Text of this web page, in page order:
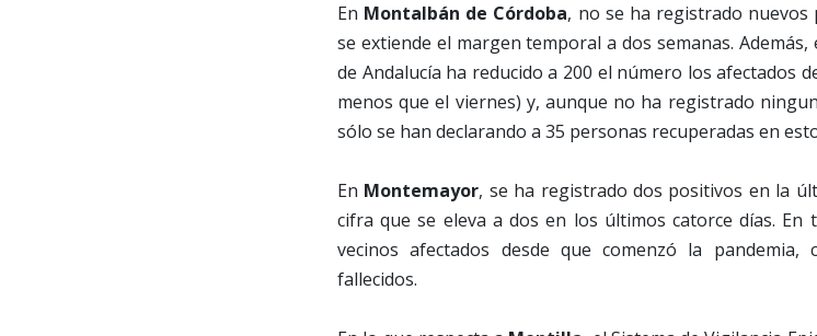
En Montalbán de Córdoba, no se ha registrado nuevos
se extiende el margen temporal a dos semanas.
de Andalucía ha reducido a 200 el número los afectados
menos que el viernes) y, aunque no ha registrado
sólo se han declarando a 35 personas recuperadas en
En Montemayor, se ha registrado dos positivos en la
cifra que se eleva a dos en los últimos catorce días. En
vecinos afectados desde que comenzó la
fallecidos.